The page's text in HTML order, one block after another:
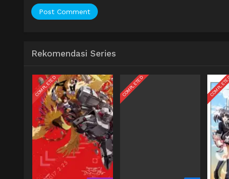
Rekomendasi Series
COMPLETED COMPLETED